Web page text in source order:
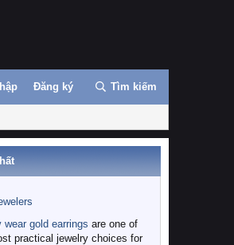
Đăng ký Tìm kiếm
wear gold earrings are one of
practical jewelry choices for